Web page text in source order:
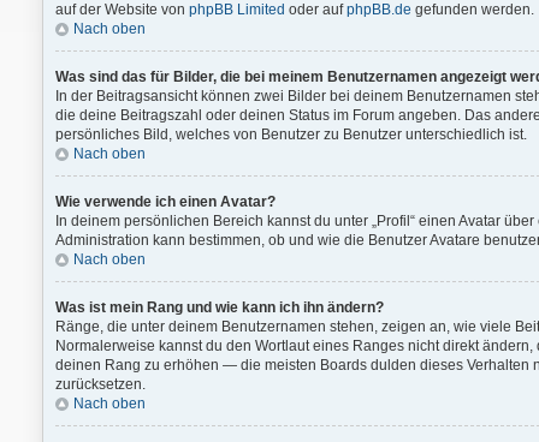
auf der Website von phpBB Limited oder aufphpBB.de gefunden werden.
Nach oben
Was sind das für Bilder, die bei meinem Benutzernamen angezeigt
In der Beitragsansicht können zwei Bilder bei deinem Benutzernamen
die deine Beitragszahl oder deinen Status im Forum angeben. Das
persönliches Bild, welches von Benutzer zu Benutzer unterschiedlich ist.
Nach oben
Wie verwende ich einen Avatar?
In deinem persönlichen Bereich kannst du unter „Profil“ einen Avatar
Administration kann bestimmen, ob und wie die Benutzer Avatare
Nach oben
Was ist mein Rang und wie kann ich ihn ändern?
Ränge, die unter deinem Benutzernamen stehen, zeigen an, wie viele
Normalerweise kannst du den Wortlaut eines Ranges nicht direkt
deinen Rang zu erhöhen — die meisten Boards dulden dieses Verhalten
zurücksetzen.
Nach oben